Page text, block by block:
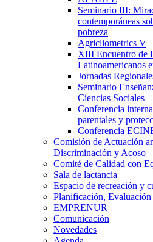
Seminario III:
contemporáneas
pobreza
Agricliometrics V
XIII Encuentro de
Latinoamericanos
Jornadas
Seminario
Ciencias Sociales
Conferencia
parentales y
Conferencia
Comisión de Actuación
Discriminación y Acoso
Comité de Calidad con
Sala de lactancia
Espacio de recreación y
Planificación,
EMPRENUR
Comunicación
Novedades